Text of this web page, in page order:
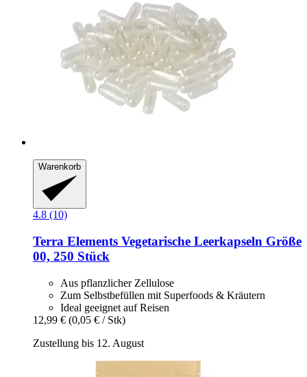
Warenkorb
4.8 (10)
Terra Elements Vegetarische Leerkapseln Größe
00, 250 Stück
Aus pflanzlicher Zellulose
Zum Selbstbefüllen mit Superfoods & Kräutern
Ideal geeignet auf Reisen
12,99 € (0,05 € / Stk)
Zustellung bis 12. August